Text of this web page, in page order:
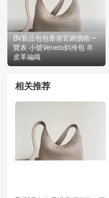
BV新品包包香港官網價格一
覽表 小號Veneto斜挎包 羊
皮革編織
相关推荐